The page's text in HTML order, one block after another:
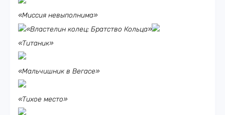
«Миссия невыполнима»
«Властелин колец: Братство Кольца»
«Титаник»
«Мальчишник в Вегасе»
«Тихое место»